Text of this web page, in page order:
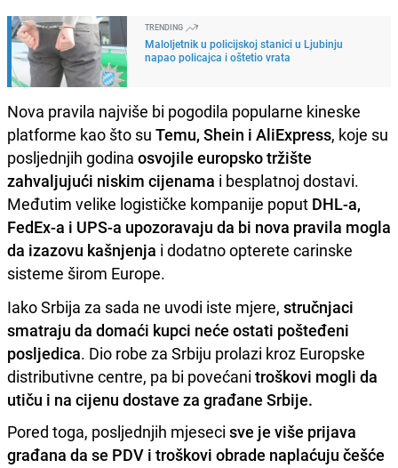
TRENDING
Maloljetnik u policijskoj stanici u Ljubinju
napao policajca i oštetio vrata
Nova pravila najviše bi pogodila popularne kineske
platforme kao što su Temu, Shein i AliExpress, koje su
posljednjih godina osvojile europsko tržište
zahvaljujući niskim cijenama i besplatnoj dostavi.
Međutim velike logističke kompanije poput DHL-a,
FedEx-a i UPS-a upozoravaju da bi nova pravila mogla
da izazovu kašnjenja i dodatno opterete carinske
sisteme širom Europe.
Iako Srbija za sada ne uvodi iste mjere, stručnjaci
smatraju da domaći kupci neće ostati pošteđeni
posljedica. Dio robe za Srbiju prolazi kroz Europske
distributivne centre, pa bi povećani troškovi mogli da
utiču i na cijenu dostave za građane Srbije.
Pored toga, posljednjih mjeseci sve je više prijava
građana da se PDV i troškovi obrade naplaćuju češće